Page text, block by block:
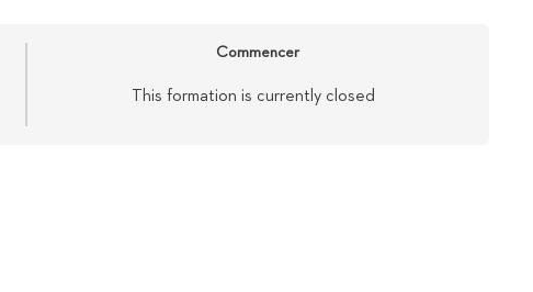
Commencer
This formation is currently closed